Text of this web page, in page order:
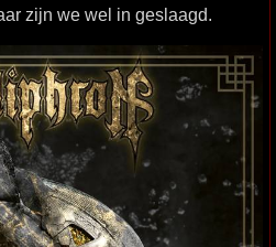
zijn we wel in geslaagd.